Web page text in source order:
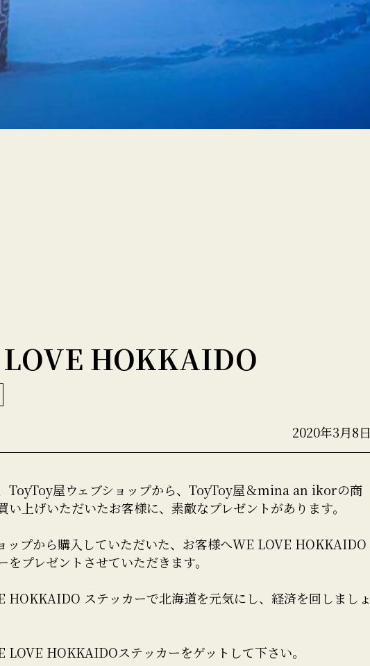
HOKKAIDO
2020年3月8日
ToyToy屋ウェブショップから、ToyToy屋＆mina an ikorの商
い上げいただいたお客様に、素敵なプレゼントがあります。
ップから購入していただいた、お客様へWE LOVE HOKKAIDO
をプレゼントさせていただきます。
HOKKAIDO ステッカーで北海道を元気にし、経済を回しましょ
LOVE HOKKAIDOステッカーをゲットして下さい。